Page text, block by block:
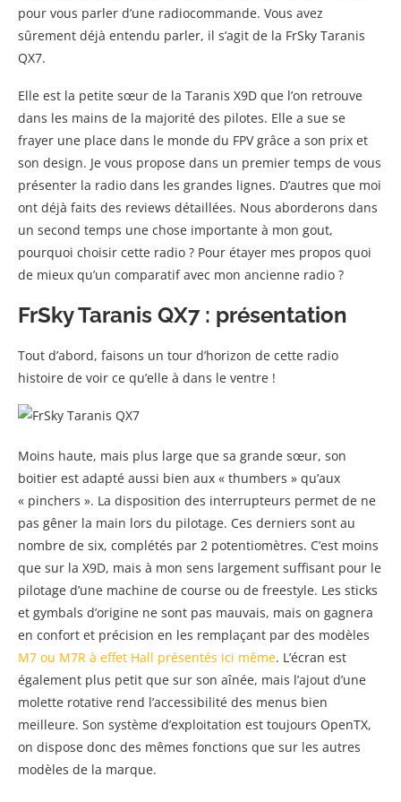
pour vous parler d’une radiocommande. Vous avez
sûrement déjà entendu parler, il s’agit de la FrSky Taranis
QX7.
Elle est la petite sœur de la Taranis X9D que l’on retrouve
dans les mains de la majorité des pilotes. Elle a sue se
frayer une place dans le monde du FPV grâce a son prix et
son design. Je vous propose dans un premier temps de vous
présenter la radio dans les grandes lignes. D’autres que moi
ont déjà faits des reviews détaillées. Nous aborderons dans
un second temps une chose importante à mon gout,
pourquoi choisir cette radio ? Pour étayer mes propos quoi
de mieux qu’un comparatif avec mon ancienne radio ?
FrSky Taranis QX7 : présentation
Tout d’abord, faisons un tour d’horizon de cette radio
histoire de voir ce qu’elle à dans le ventre !
Moins haute, mais plus large que sa grande sœur, son
boitier est adapté aussi bien aux « thumbers » qu’aux
« pinchers ». La disposition des interrupteurs permet de ne
pas gêner la main lors du pilotage. Ces derniers sont au
nombre de six, complétés par 2 potentiomètres. C’est moins
que sur la X9D, mais à mon sens largement suffisant pour le
pilotage d’une machine de course ou de freestyle. Les sticks
et gymbals d’origine ne sont pas mauvais, mais on gagnera
en confort et précision en les remplaçant par des modèles
M7 ou M7R à effet Hall présentés ici même. L’écran est
également plus petit que sur son aînée, mais l’ajout d’une
molette rotative rend l’accessibilité des menus bien
meilleure. Son système d’exploitation est toujours OpenTX,
on dispose donc des mêmes fonctions que sur les autres
modèles de la marque.